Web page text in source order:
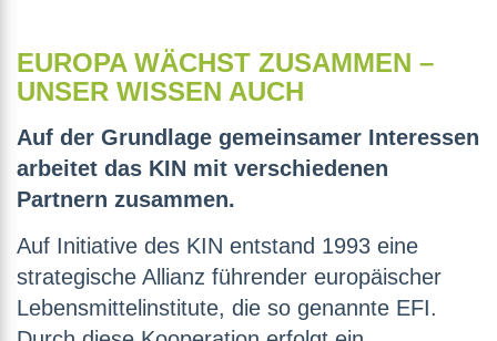
EUROPA WÄCHST ZUSAMMEN –
UNSER WISSEN AUCH
Auf der Grundlage gemeinsamer Interessen
arbeitet das KIN mit verschiedenen
Partnern zusammen.
Auf Initiative des KIN entstand 1993 eine
strategische Allianz führender europäischer
Lebensmittelinstitute, die so genannte EFI.